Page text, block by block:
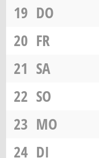
19 DO
20 FR
21 SA
22 SO
23 MO
24 DI